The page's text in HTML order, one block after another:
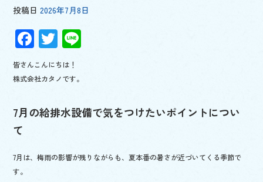
投稿日 2026年7月8日
F
ac
e
o
k
T
wi
tt
皆さんこんにちは！
株式会社カタノです。
7月の給排水設備で気をつけたいポイントについ
て
7月は、梅雨の影響が残りながらも、夏本番の暑さが近づいてくる季節で
す。